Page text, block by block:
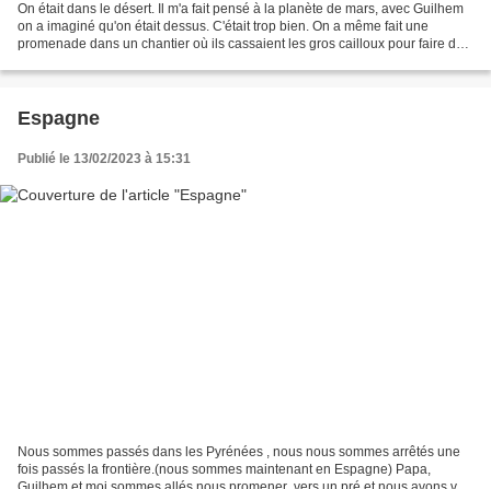
On était dans le désert. Il m'a fait pensé à la planète de mars, avec Guilhem
on a imaginé qu'on était dessus. C'était trop bien. On a même fait une
promenade dans un chantier où ils cassaient les gros cailloux pour faire du
Espagne
Publié le 13/02/2023 à 15:31
Nous sommes passés dans les Pyrénées , nous nous sommes arrêtés une
fois passés la frontière.(nous sommes maintenant en Espagne) Papa,